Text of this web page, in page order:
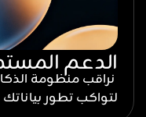
الدعم
نراقب منظومة
لتواكب تطور